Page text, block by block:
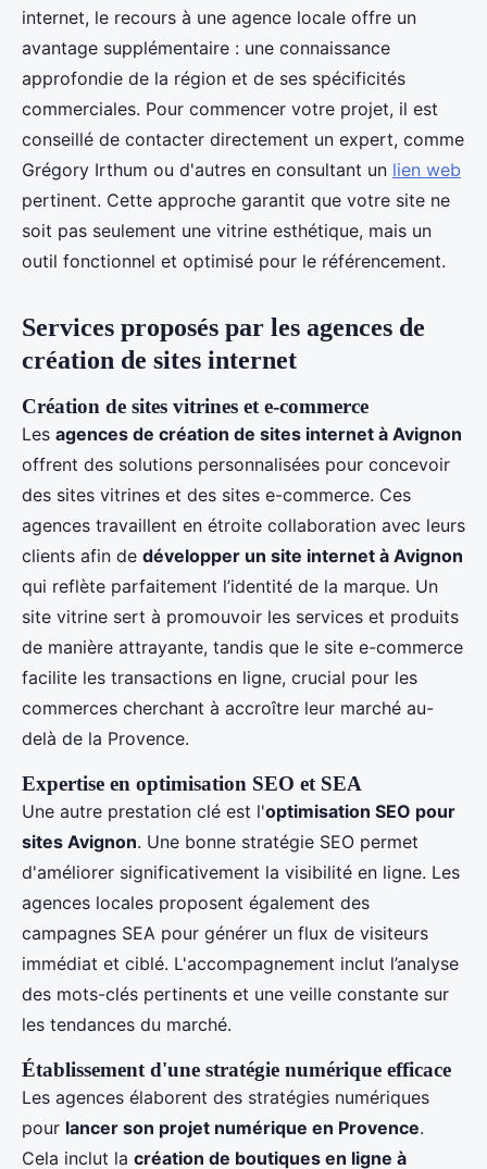
internet, le recours à une agence locale offre un
avantage supplémentaire : une connaissance
approfondie de la région et de ses spécificités
commerciales. Pour commencer votre projet, il est
conseillé de contacter directement un expert, comme
Grégory Irthum ou d'autres en consultant un lien web
pertinent. Cette approche garantit que votre site ne
soit pas seulement une vitrine esthétique, mais un
outil fonctionnel et optimisé pour le référencement.
Services proposés par les agences de
création de sites internet
Création de sites vitrines et e-commerce
Les agences de création de sites internet à Avignon
offrent des solutions personnalisées pour concevoir
des sites vitrines et des sites e-commerce. Ces
agences travaillent en étroite collaboration avec leurs
clients afin de développer un site internet à Avignon
qui reflète parfaitement l’identité de la marque. Un
site vitrine sert à promouvoir les services et produits
de manière attrayante, tandis que le site e-commerce
facilite les transactions en ligne, crucial pour les
commerces cherchant à accroître leur marché au-
delà de la Provence.
Expertise en optimisation SEO et SEA
Une autre prestation clé est l'optimisation SEO pour
sites Avignon. Une bonne stratégie SEO permet
d'améliorer significativement la visibilité en ligne. Les
agences locales proposent également des
campagnes SEA pour générer un flux de visiteurs
immédiat et ciblé. L'accompagnement inclut l’analyse
des mots-clés pertinents et une veille constante sur
les tendances du marché.
Établissement d'une stratégie numérique efficace
Les agences élaborent des stratégies numériques
pour lancer son projet numérique en Provence.
Cela inclut la création de boutiques en ligne à